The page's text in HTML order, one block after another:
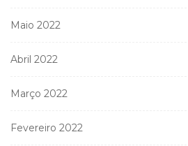
Maio 2022
Abril 2022
Março 2022
Fevereiro 2022